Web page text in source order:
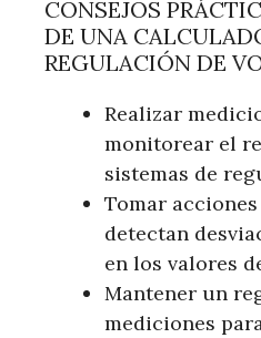
CONSEJOS
DE UNA
REGULACIÓN DE
Realizar
monitorear el
sistemas de
Tomar
detectan
en los valores
Mantener un
mediciones